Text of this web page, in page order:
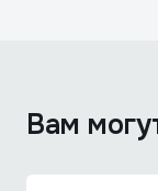
Вам